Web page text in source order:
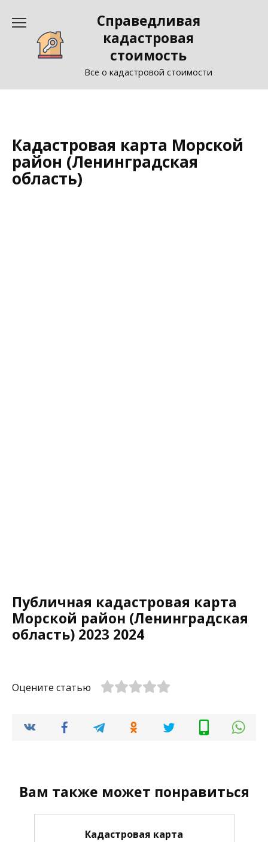
содержанию
Справедливая
кадастровая
стоимость
Все о кадастровой стоимости
Кадастровая карта Морской
район (Ленинградская
область)
Публичная кадастровая карта
Морской район (Ленинградская
область) 2023 2024
Оцените статью
Вам также может понравиться
Кадастровая карта